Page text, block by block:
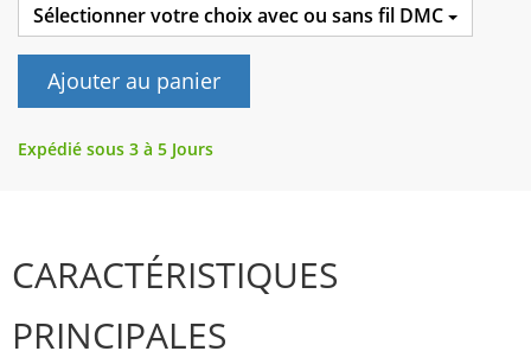
Sélectionner votre choix avec ou sans fil DMC
Ajouter au panier
Expédié sous 3 à 5 Jours
CARACTÉRISTIQUES
PRINCIPALES